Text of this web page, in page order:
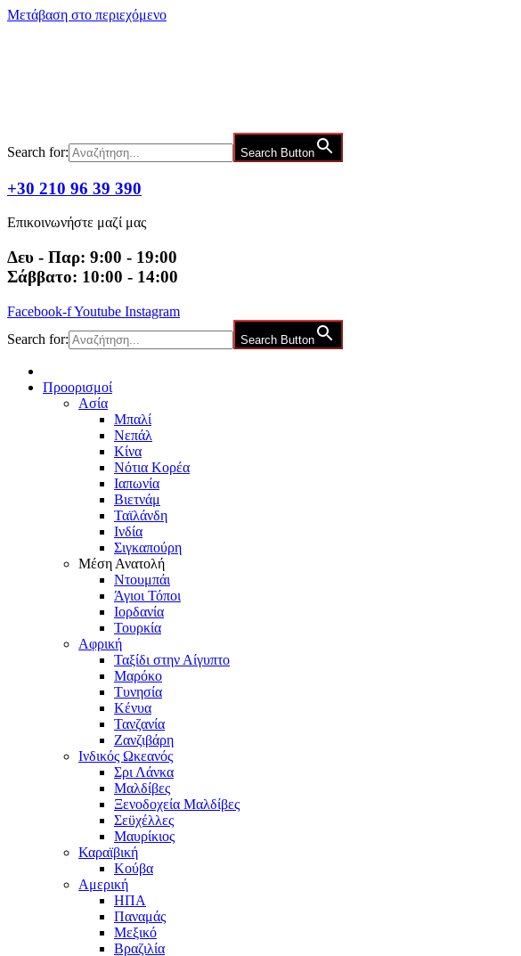
Μετάβαση στο περιεχόμενο
Search for: Search Button
+30 210 96 39 390
Επικοινωνήστε μαζί μας
Δευ - Παρ: 9:00 - 19:00
Σάββατο: 10:00 - 14:00
Facebook-fYoutube Instagram
Search for:
Search Button
Προορισμοί
Ασία
Μπαλί
Νεπάλ
Κίνα
Νότια Κορέα
Ιαπωνία
Βιετνάμ
Ταϊλάνδη
Ινδία
Σιγκαπούρη
Μέση Ανατολή
Ντουμπάι
Άγιοι Τόποι
Ιορδανία
Τουρκία
Αφρική
Ταξίδι στην Αίγυπτο
Μαρόκο
Τυνησία
Κένυα
Τανζανία
Ζανζιβάρη
Ινδικός Ωκεανός
Σρι Λάνκα
Μαλδίβες
Ξενοδοχεία Μαλδίβες
Σεϋχέλλες
Μαυρίκιος
Καραϊβική
Κούβα
Αμερική
ΗΠΑ
Παναμάς
Μεξικό
Βραζιλία